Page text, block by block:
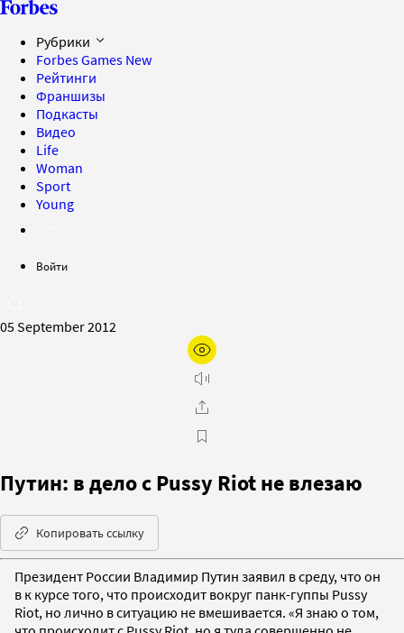
Рубрики
Forbes Games New
Рейтинги
Франшизы
Подкасты
Видео
Life
Woman
Sport
Young
Войти
05 September 2012
Путин: в дело с Pussy Riot не влезаю
Копировать ссылку
Президент России Владимир Путин заявил в среду, что он
в к курсе того, что происходит вокруг панк-гуппы Pussy
Riot, но лично в ситуацию не вмешивается. «Я знаю о том,